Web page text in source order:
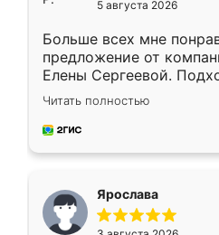
5 августа 2026
Больше всех мне
предложение от
Елены Сергеевой.
короткие сроки
для замера сотрудник
предложил по моему
Читать полностью
Ярослава